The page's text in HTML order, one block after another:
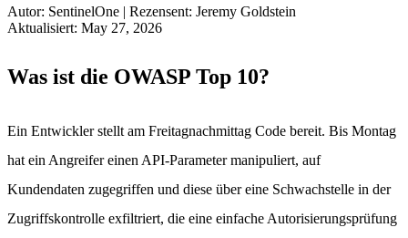
Autor: SentinelOne | Rezensent: Jeremy Goldstein
Aktualisiert: May 27, 2026
Was ist die OWASP Top 10?
Ein Entwickler stellt am Freitagnachmittag Code bereit. Bis Montag
hat ein Angreifer einen API-Parameter manipuliert, auf
Kundendaten zugegriffen und diese über eine Schwachstelle in der
Zugriffskontrolle exfiltriert, die eine einfache Autorisierungsprüfung